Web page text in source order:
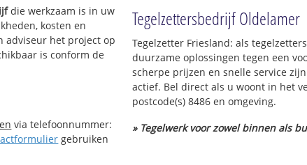
die werkzaam is in uw
kosten en
adviseur het project op
is conform de
via telefoonnummer:
gebruiken
Tegelzettersbedrijf Oldelamer
Tegelzetter Friesland: als
duurzame oplossingen tegen een
scherpe prijzen en snelle service
actief. Bel direct als u woont in het
postcode(s) 8486 en omgeving.
» Tegelwerk voor zowel binnen als